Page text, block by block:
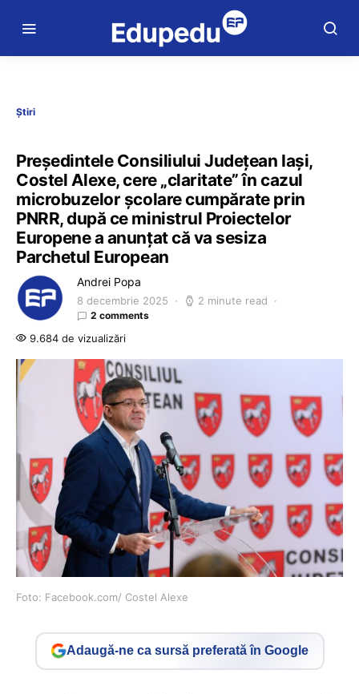
Știri
Președintele Consiliului Județean Iași,
Costel Alexe, cere „claritate” în cazul
microbuzelor școlare cumpărate prin
PNRR, după ce ministrul Proiectelor
Europene a anunțat că va sesiza
Parchetul European
Andrei Popa
8 decembrie 2025 2 minute read
2 comments
9.684 de vizualizări
Foto: Facebook.com/ Costel Alexe
Adaugă-ne ca sursă preferată în Google